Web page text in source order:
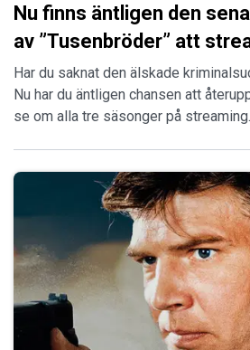
Nu finns äntligen den
av ”Tusenbröder” att
Har du saknat den älskade
Nu har du äntligen chansen att
se om alla tre säsonger på streaming.